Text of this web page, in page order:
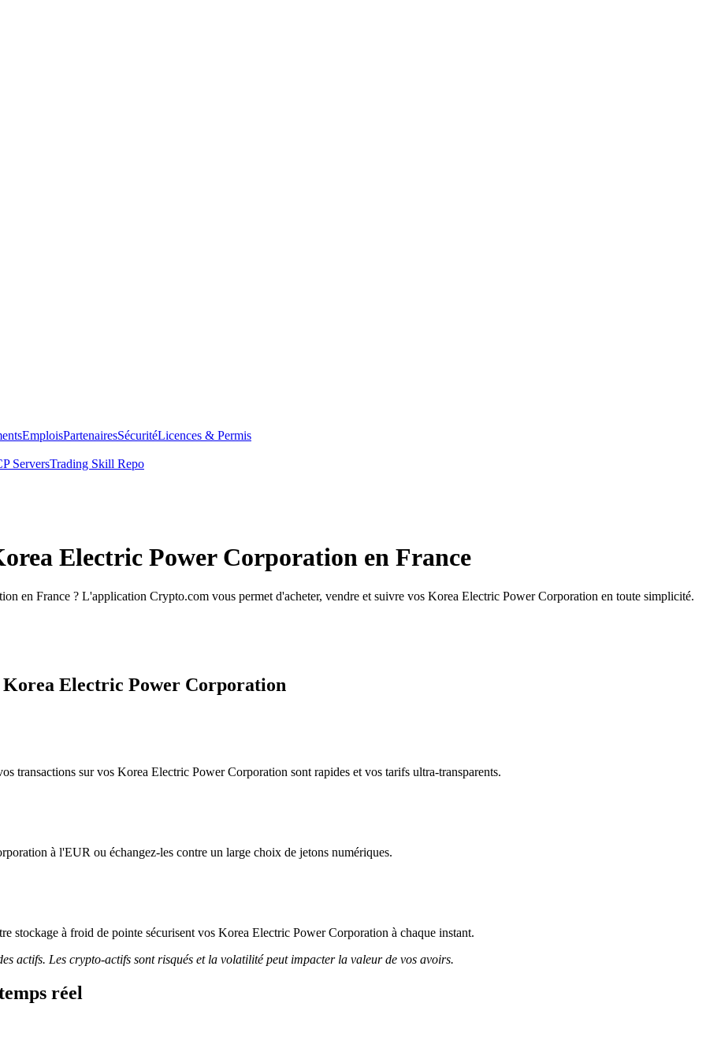
EmploisPartenairesSécuritéLicences & Permis
ServersTrading Skill Repo
Electric Power Corporation en France
en France ? L'application Crypto.com vous permet d'acheter, vendre et suivre vos Korea Electric Power Corporation en toute simplicité.
Electric Power Corporation
transactions sur vos Korea Electric Power Corporation sont rapides et vos tarifs ultra-transparents.
à l'EUR ou échangez-les contre un large choix de jetons numériques.
stockage à froid de pointe sécurisent vos Korea Electric Power Corporation à chaque instant.
actifs. Les crypto-actifs sont risqués et la volatilité peut impacter la valeur de vos avoirs.
réel